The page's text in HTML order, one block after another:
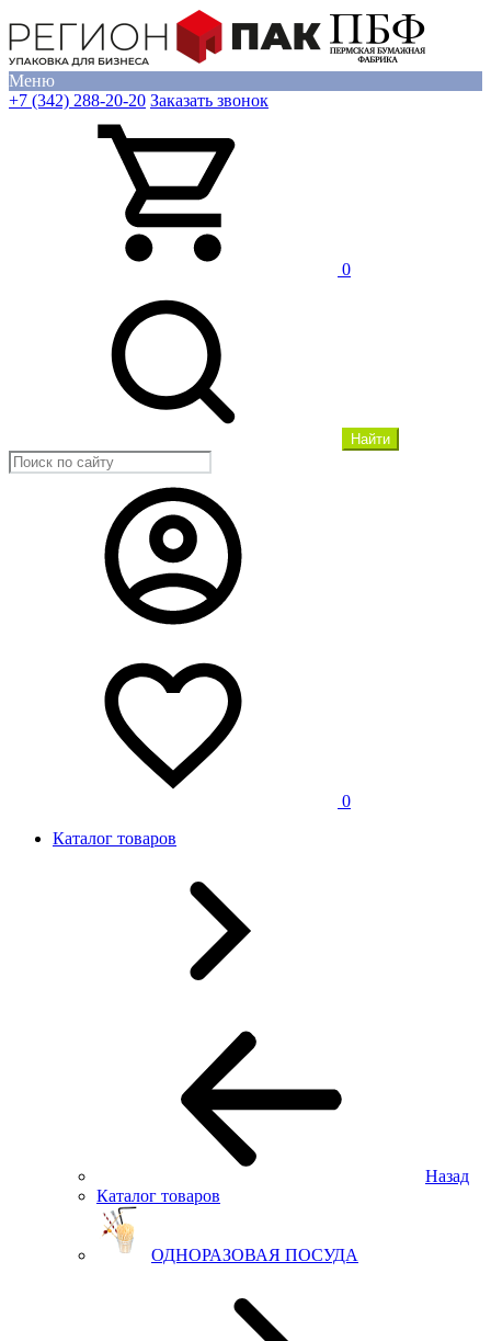
Меню
+7 (342) 288-20-20 Заказать звонок
0
Найти
0
Каталог товаров
Назад
Каталог товаров
ОДНОРАЗОВАЯ ПОСУДА